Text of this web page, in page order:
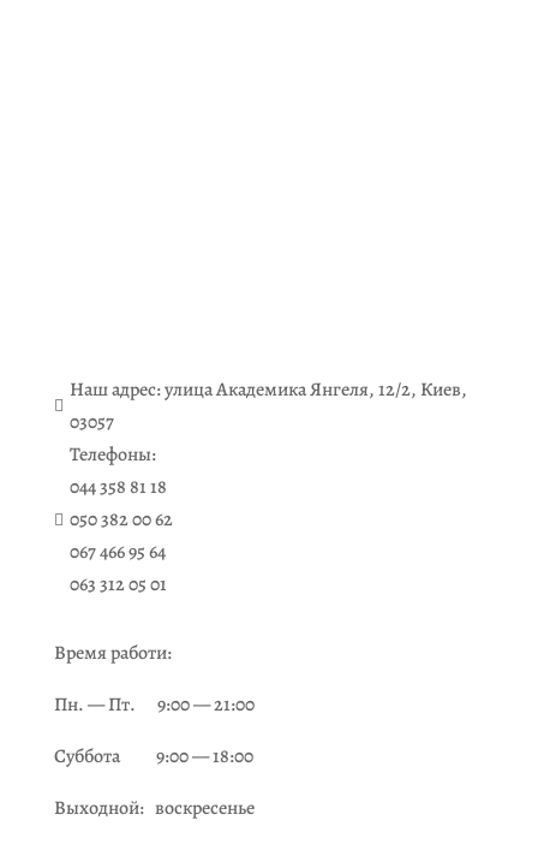

Наш адрес: улица Академика Янгеля, 12/2, Киев,
03057

Телефоны:
044 358 81 18
050 382 00 62
067 466 95 64
063 312 05 01
Время работи:
Пн. — Пт. 9:00 — 21:00
Суббота 9:00 — 18:00
Выходной: воскресенье